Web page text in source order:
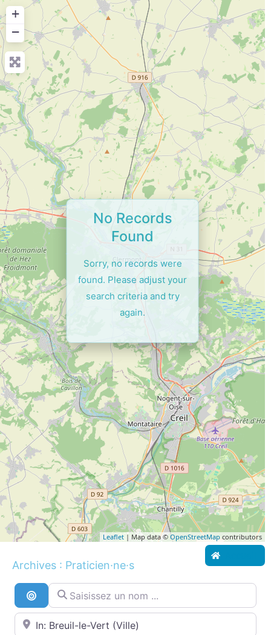
+
−
Leaflet | Map data © OpenStreetMap contributors
No Records
Found
Sorry, no records were
found. Please adjust your
search criteria and try
again.
Archives : Praticien·ne·s
Recherche par distance
Saisissez un nom ...
Proche de...